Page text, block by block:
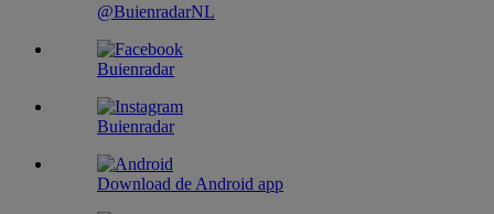
@BuienradarNL
Buienradar
Buienradar
Download de Android app